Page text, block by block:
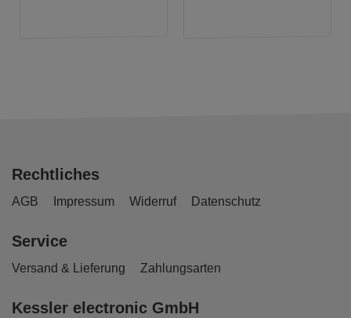
Rechtliches
AGB Impressum Widerruf Datenschutz
Service
Versand & Lieferung Zahlungsarten
Kessler electronic GmbH